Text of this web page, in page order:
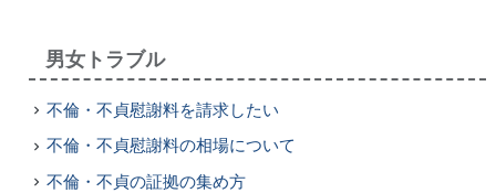
男女トラブル
不倫・不貞慰謝料を請求したい
不倫・不貞慰謝料の相場について
不倫・不貞の証拠の集め方